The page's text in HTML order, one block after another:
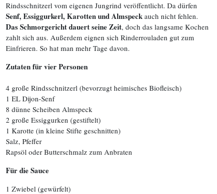
Rindsschnitzerl vom eigenen Jungrind veröffentlicht. Da dürfen
Senf, Essiggurkerl, Karotten und Almspeck auch nicht fehlen.
Das Schmorgericht dauert seine Zeit, doch das langsame Kochen
zahlt sich aus. Außerdem eignen sich Rinderrouladen gut zum
Einfrieren. So hat man mehr Tage davon.
Zutaten für vier Personen
4 große Rindsschnitzerl (bevorzugt heimisches Biofleisch)
1 EL Dijon-Senf
8 dünne Scheiben Almspeck
2 große Essiggurken (gestiftelt)
1 Karotte (in kleine Stifte geschnitten)
Salz, Pfeffer
Rapsöl oder Butterschmalz zum Anbraten
Für die Sauce
1 Zwiebel (gewürfelt)